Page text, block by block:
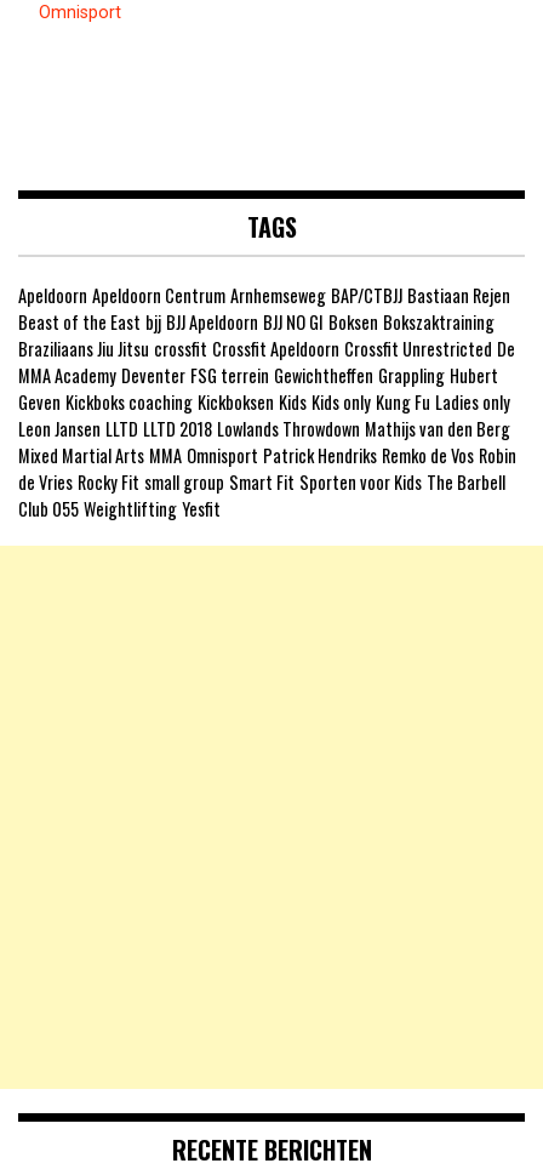
Omnisport
TAGS
Apeldoorn Apeldoorn CentrumArnhemseweg BAP/CTBJJ Bastiaan Rejen
Beast of the East bjj BJJ Apeldoorn BJJ NO GI Boksen Bokszaktraining
Braziliaans Jiu Jitsu crossfit Crossfit Apeldoorn Crossfit Unrestricted De
MMA Academy Deventer FSG terrein Gewichtheffen Grappling Hubert
Geven Kickboks coaching Kickboksen Kids Kids only Kung Fu Ladies only
Leon Jansen LLTD LLTD 2018 Lowlands Throwdown Mathijs van den Berg
Mixed Martial Arts MMA Omnisport Patrick Hendriks Remko de Vos Robin
de Vries Rocky Fit small group Smart Fit Sporten voor Kids The Barbell
Club 055WeightliftingYesfit
RECENTE BERICHTEN